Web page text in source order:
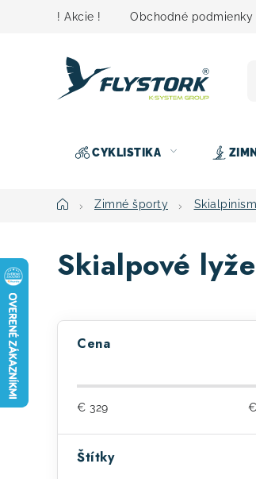
! Akcie ! Obchodné podmienky
CYKLISTIKA
DomovZimné športy
Skialpové
B
n
Cena
€ 329 €
Štítky